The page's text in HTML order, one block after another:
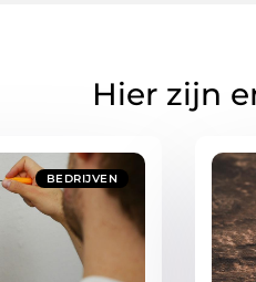
Hier zijn
BEDRIJVEN